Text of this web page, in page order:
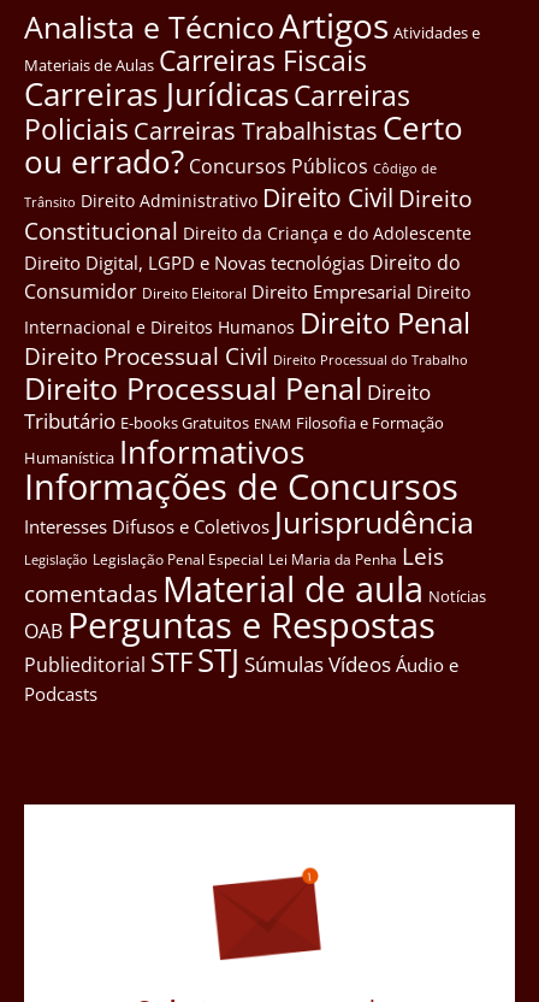
Analista e TécnicoArtigos Atividades e
Materiais de Aulas Carreiras Fiscais
Carreiras JurídicasCarreiras
Policiais Carreiras Trabalhistas Certo
ou errado? Concursos Públicos Côdigo de
Trânsito Direito Administrativo Direito Civil Direito
Constitucional Direito da Criança e do Adolescente
Direito Digital, LGPD e Novas tecnológias Direito do
Consumidor Direito Eleitoral Direito Empresarial Direito
Internacional e Direitos Humanos Direito Penal
Direito Processual Civil Direito Processual do Trabalho
Direito Processual Penal Direito
Tributário E-books Gratuitos ENAM Filosofia e Formação
Humanística Informativos
Informações de Concursos
Interesses Difusos e Coletivos Jurisprudência
Legislação Legislação Penal Especial Lei Maria da Penha Leis
comentadas Material de aula Notícias
OAB Perguntas e Respostas
Publieditorial STFSTJ SúmulasVídeos Áudio e
Podcasts